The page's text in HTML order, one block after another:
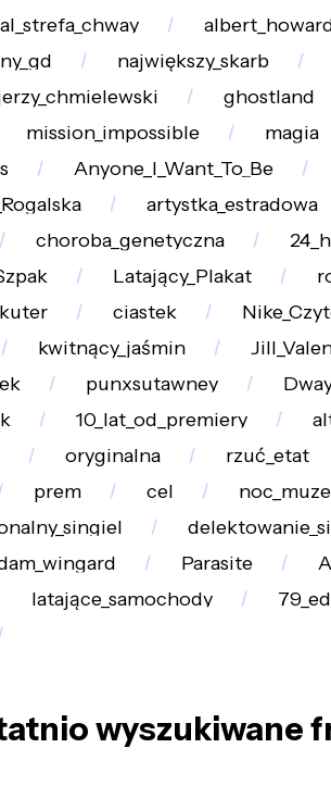
największy_skarb
ghostland
mission_impossible magia
Anyone_I_Want_To_Be
artystka_estradowa
choroba_genetyczna
24_h
Latający_Plakat
ciastek
kwitnący_jaśmin
punxsutawney
10_lat_od_premiery
oryginalna rzuć_etat
prem cel
Parasite
latające_samochody
wyszukiwane